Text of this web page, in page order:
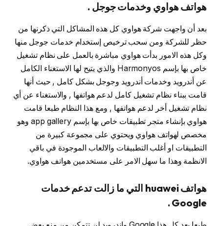
هواتف هواوي وخدمات جوجل .
بعد أن واجهت شركة هواوي كل هذه المشاكل التي ذكرنها من
حظر للشركة ومن سحب ترخيص إستخدام خدمات جوجل منها
وكل هذه الامور بدأت هواوي مباشرة بالعمل على نظام تشغيل
خاص بها بإسم Harmonyos والذي يتيح لها الاستغناء الكامل
عن أندرويد وخدمات أندرويد وجوجل بشكل كامل , حيث أنها
قامت ببناء نظام تشغيل كامل لدعم هواتفها , والاستغناء عن أي
نظام تشغيل أخر لدعم هواتفها , ومع هذا النظام طبعا قامت
هواوي بإنشاء متجر تطبيقات خاص بها بإسم app gallery وهو
مخصص لهواتف هواوي ويحتوي على مجموعة كبيرة من
التطبيقات او أغلب التطبيقات والالعاب الموجودة في باقي
الانظمة وهذا ما سهل الامر على مستخدمين هواتف هواوي.
هواتف huawei التي ما زالت تدعم خدمات
Google .